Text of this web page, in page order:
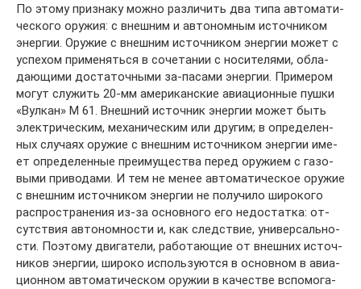
По это­му при­зна­ку мож­но раз­ли­чить два ти­па ав­то­ма­ти­
че­ско­го ору­жия: с внеш­ним и ав­то­ном­ным ис­точ­ни­ком
энер­гии. Ору­жие с внеш­ним ис­точ­ни­ком энер­гии мо­жет с
ус­пе­хом при­ме­нять­ся в со­че­та­нии с но­си­те­ля­ми, об­ла­
даю­щи­ми дос­та­точ­ны­ми за-па­са­ми энер­гии. При­ме­ром
мо­гут слу­жить 20-мм аме­ри­кан­ские авиа­ци­он­ные пуш­ки
«Вул­кан» М 61. Внеш­ний ис­точ­ник энер­гии мо­жет быть
элек­три­че­ским, ме­ха­ни­че­ским или дру­гим; в оп­ре­де­лен­
ных слу­ча­ях ору­жие с внеш­ним ис­точ­ни­ком энер­гии име­
ет оп­ре­де­лен­ные пре­иму­ще­ст­ва пе­ред ору­жи­ем с га­зо­
вы­ми при­во­да­ми. И тем не ме­нее ав­то­ма­ти­че­ское ору­жие
с внеш­ним ис­точ­ни­ком энер­гии не по­лу­чи­ло ши­ро­ко­го
рас­про­стра­не­ния из-за ос­нов­но­го его не­дос­тат­ка: от­
сут­ст­вия ав­то­ном­но­сти и, как след­ст­вие, уни­вер­саль­но­
сти. По­это­му дви­га­те­ли, ра­бо­таю­щие от внеш­них ис­точ­
ни­ков энер­гии, ши­ро­ко ис­поль­зу­ют­ся в ос­нов­ном в авиа­
ци­он­ном ав­то­ма­ти­че­ском ору­жии в ка­че­ст­ве вспо­мо­га­